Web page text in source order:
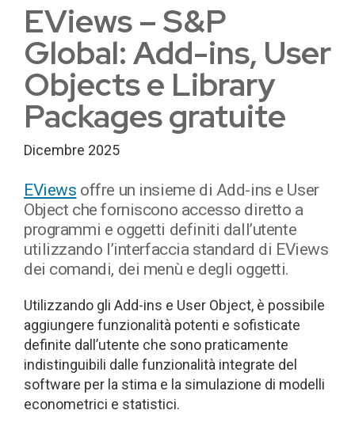
EViews – S&P
Global: Add-ins, User
Objects e Library
Packages gratuite
Dicembre 2025
EViews offre un insieme di Add-ins e User
Object che forniscono accesso diretto a
programmi e oggetti definiti dall’utente
utilizzando l’interfaccia standard di EViews
dei comandi, dei menù e degli oggetti.
Utilizzando gli Add-ins e User Object, è possibile
aggiungere funzionalità potenti e sofisticate
definite dall’utente che sono praticamente
indistinguibili dalle funzionalità integrate del
software per la stima e la simulazione di modelli
econometrici e statistici.